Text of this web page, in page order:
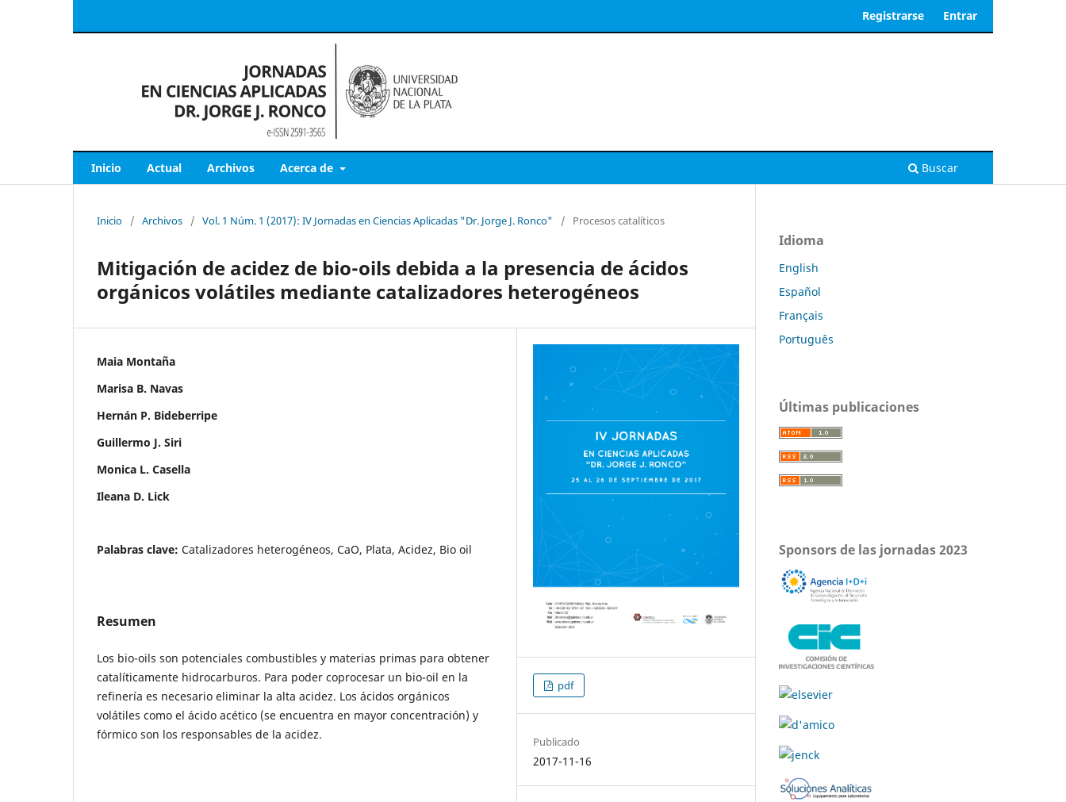
Inicio Actual Archivos Acerca de Buscar
Registrarse Entrar
Inicio / Archivos / Vol. 1 Núm. 1 (2017): IV Jornadas en Ciencias Aplicadas "Dr. Jorge J. Ronco" / Procesos catalíticos
Mitigación de acidez de bio-oils debida a la presencia de ácidos
orgánicos volátiles mediante catalizadores heterogéneos
Maia Montaña
Marisa B. Navas
Hernán P. Bideberripe
Guillermo J. Siri
Monica L. Casella
Ileana D. Lick
Palabras clave: Catalizadores heterogéneos, CaO, Plata, Acidez, Bio oil
Resumen
Los bio-oils son potenciales combustibles y materias primas para obtener
catalíticamente hidrocarburos. Para poder coprocesar un bio-oil en la
refinería es necesario eliminar la alta acidez. Los ácidos orgánicos
volátiles como el ácido acético (se encuentra en mayor concentración) y
fórmico son los responsables de la acidez.
pdf
Publicado
2017-11-16
Idioma
English
Español
Français
Português
Últimas publicaciones
Sponsors de las jornadas 2023